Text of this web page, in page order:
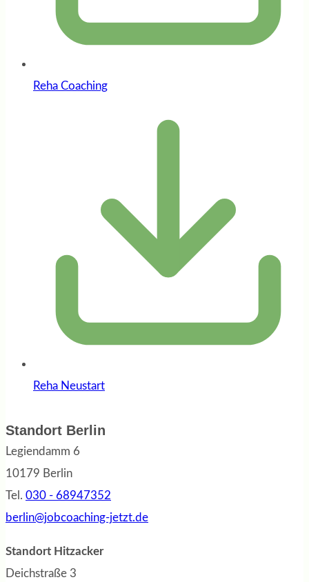
Reha Coaching
Reha Neustart
Standort Berlin
Legiendamm 6
10179 Berlin
Tel. 030 - 68947352
berlin@jobcoaching-jetzt.de
Standort Hitzacker
Deichstraße 3